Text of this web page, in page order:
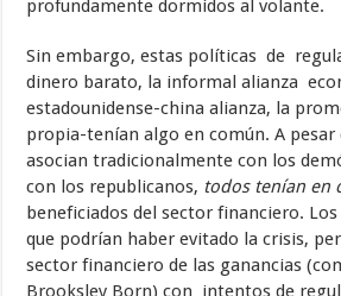
profundamente dormidos al volante.
Sin embargo, estas políticas de
dinero barato, la informal alianza
estadounidense-china alianza, la
propia-tenían algo en común. A pesar
asocian tradicionalmente con los
con los republicanos, todos tenían en
beneficiados del sector financiero.
que podrían haber evitado la crisis,
sector financiero de las ganancias